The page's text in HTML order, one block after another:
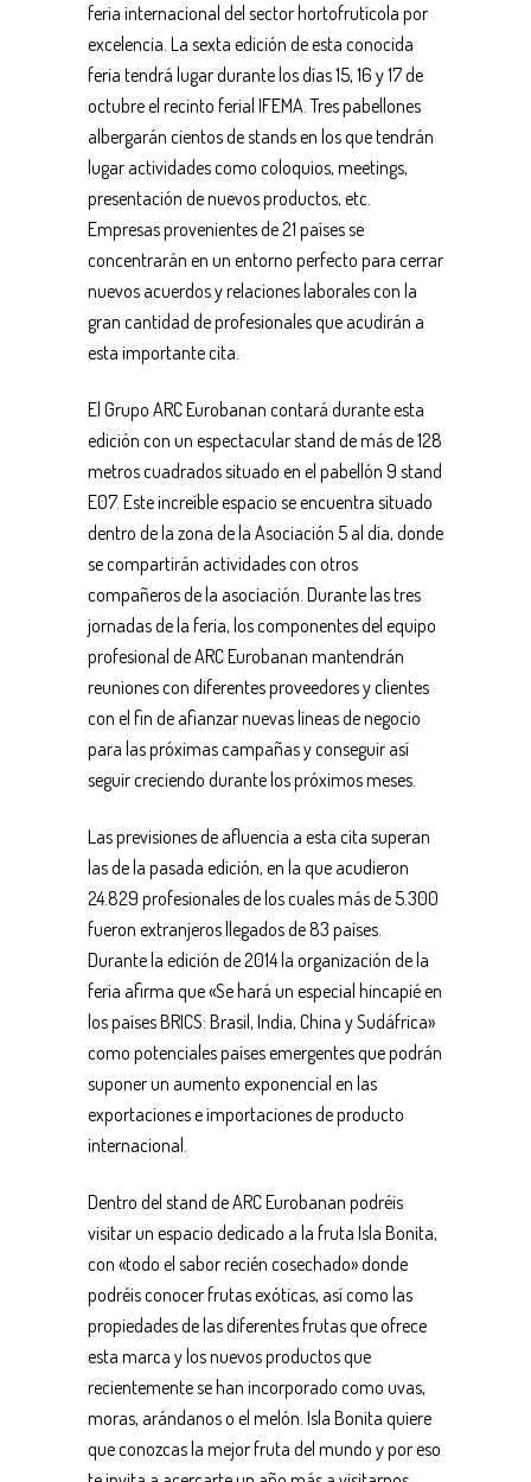
feria internacional del sector hortofrutícola por
excelencia. La sexta edición de esta conocida
feria tendrá lugar durante los días 15, 16 y 17 de
octubre el recinto ferial IFEMA. Tres pabellones
albergarán cientos de stands en los que tendrán
lugar actividades como coloquios, meetings,
presentación de nuevos productos, etc.
Empresas provenientes de 21 países se
concentrarán en un entorno perfecto para cerrar
nuevos acuerdos y relaciones laborales con la
gran cantidad de profesionales que acudirán a
esta importante cita.
El Grupo ARC Eurobanan contará durante esta
edición con un espectacular stand de más de 128
metros cuadrados situado en el pabellón 9 stand
E07. Este increíble espacio se encuentra situado
dentro de la zona de la Asociación 5 al día, donde
se compartirán actividades con otros
compañeros de la asociación. Durante las tres
jornadas de la feria, los componentes del equipo
profesional de ARC Eurobanan mantendrán
reuniones con diferentes proveedores y clientes
con el fin de afianzar nuevas líneas de negocio
para las próximas campañas y conseguir así
seguir creciendo durante los próximos meses.
Las previsiones de afluencia a esta cita superan
las de la pasada edición, en la que acudieron
24.829 profesionales de los cuales más de 5.300
fueron extranjeros llegados de 83 países.
Durante la edición de 2014 la organización de la
feria afirma que «Se hará un especial hincapié en
los países BRICS: Brasil, India, China y Sudáfrica»
como potenciales países emergentes que podrán
suponer un aumento exponencial en las
exportaciones e importaciones de producto
internacional.
Dentro del stand de ARC Eurobanan podréis
visitar un espacio dedicado a la fruta Isla Bonita,
con «todo el sabor recién cosechado» donde
podréis conocer frutas exóticas, así como las
propiedades de las diferentes frutas que ofrece
esta marca y los nuevos productos que
recientemente se han incorporado como uvas,
moras, arándanos o el melón. Isla Bonita quiere
que conozcas la mejor fruta del mundo y por eso